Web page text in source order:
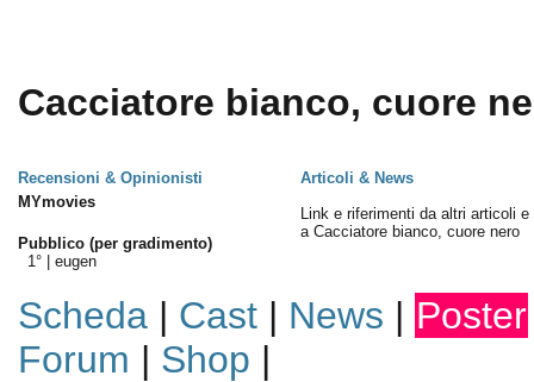
Cacciatore bianco, cuore
Recensioni & Opinionisti
Articoli & News
MYmovies
Pubblico (per gradimento)
1° | eugen
Link e riferimenti da altri articoli e
a Cacciatore bianco, cuore nero
Scheda| Cast| News | Poster
Forum | Shop |